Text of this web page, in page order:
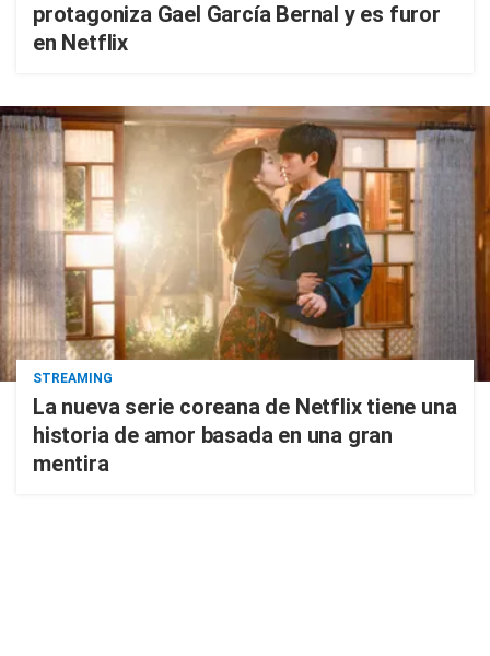
protagoniza Gael García Bernal y es furor
en Netflix
STREAMING
La nueva serie coreana de Netflix tiene una
historia de amor basada en una gran
mentira